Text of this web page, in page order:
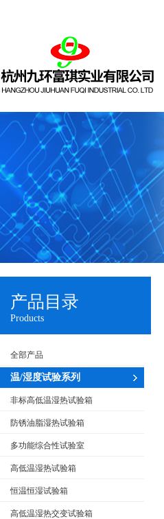
产品目录
Products
全部产品
温/湿度试验系列
非标高低温湿热试验箱
防锈油脂湿热试验箱
多功能综合性试验室
高低温湿热试验箱
恒温恒湿试验箱
高低温湿热交变试验箱